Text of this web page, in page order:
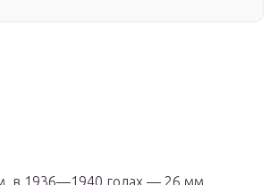
в 1936—1940 годах — 26 мм.